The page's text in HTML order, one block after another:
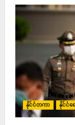
နိုင်ငံတကာ နိုင်ငံရ